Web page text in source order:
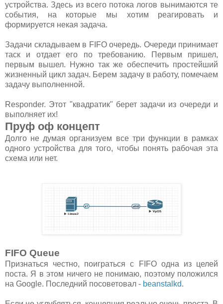
устройства. Здесь из всего потока логов вынимаются те
события, на которые мы хотим реагировать и
формируется некая задача.
Задачи складываем в FIFO очередь. Очереди принимает
таск и отдает его по требованию. Первым пришел,
первым вышел. Нужно так же обеспечить простейший
жизненный цикл задач. Берем задачу в работу, помечаем
задачу выполненной.
Responder. Этот "квадратик" берет задачи из очереди и
выполняет их!
Пруф оф концепт
Долго не думая организуем все три функции в рамках
одного устройства для того, чтобы понять рабочая эта
схема или нет.
FIFO Queue
Признаться честно, поиграться с FIFO одна из целей
поста. Я в этом ничего не понимаю, поэтому положился
на Google. Последний посоветовал - beanstalkd.